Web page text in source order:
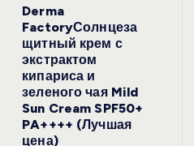
Derma
FactoryСолнцеза
щитный крем с
экстрактом
кипариса и
зеленого чая Mild
Sun Cream SPF50+
PA++++ (Лучшая
цена)